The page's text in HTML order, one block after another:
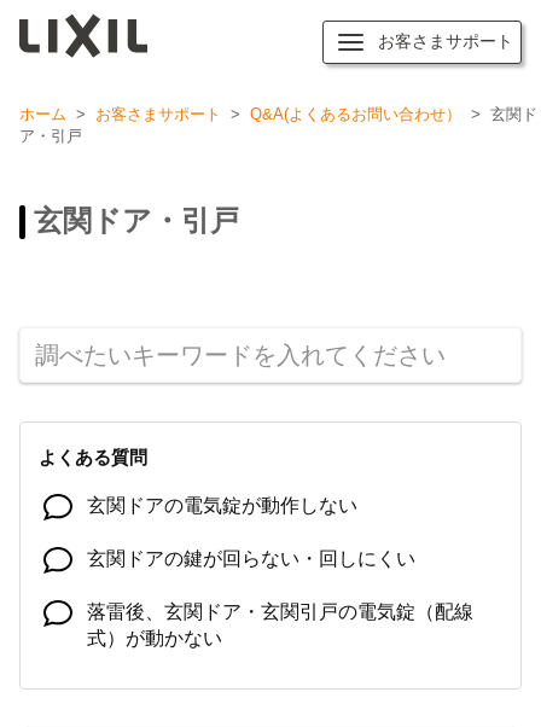
お客さまサポート
ホーム > お客さまサポート > Q&A(よくあるお問い合わせ） > 玄関ド
ア・引戸
玄関ドア・引戸
よくある質問
玄関ドアの電気錠が動作しない
玄関ドアの鍵が回らない・回しにくい
落雷後、玄関ドア・玄関引戸の電気錠（配線
式）が動かない
玄関ドア・引戸の電気錠でドア本体の電池を交